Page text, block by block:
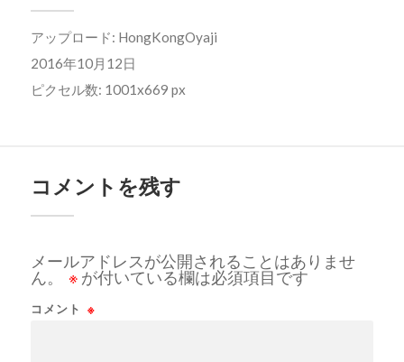
アップロード: HongKongOyaji
2016年10月12日
ピクセル数: 1001x669 px
コメントを残す
メールアドレスが公開されることはありませ
ん。
※ が付いている欄は必須項目です
コメント ※